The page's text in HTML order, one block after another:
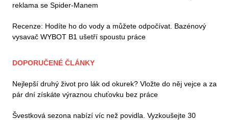
reklama se Spider-Manem
Recenze: Hodíte ho do vody a můžete odpočívat. Bazénový
vysavač WYBOT B1 ušetří spoustu práce
DOPORUČENÉ ČLÁNKY
Nejlepší druhý život pro lák od okurek? Vložte do něj vejce a za
pár dní získáte výraznou chuťovku bez práce
Švestková sezona nabízí víc než povidla. Vyzkoušejte 30